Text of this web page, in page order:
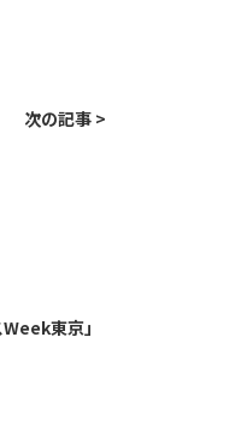
次の記事 >
東京」